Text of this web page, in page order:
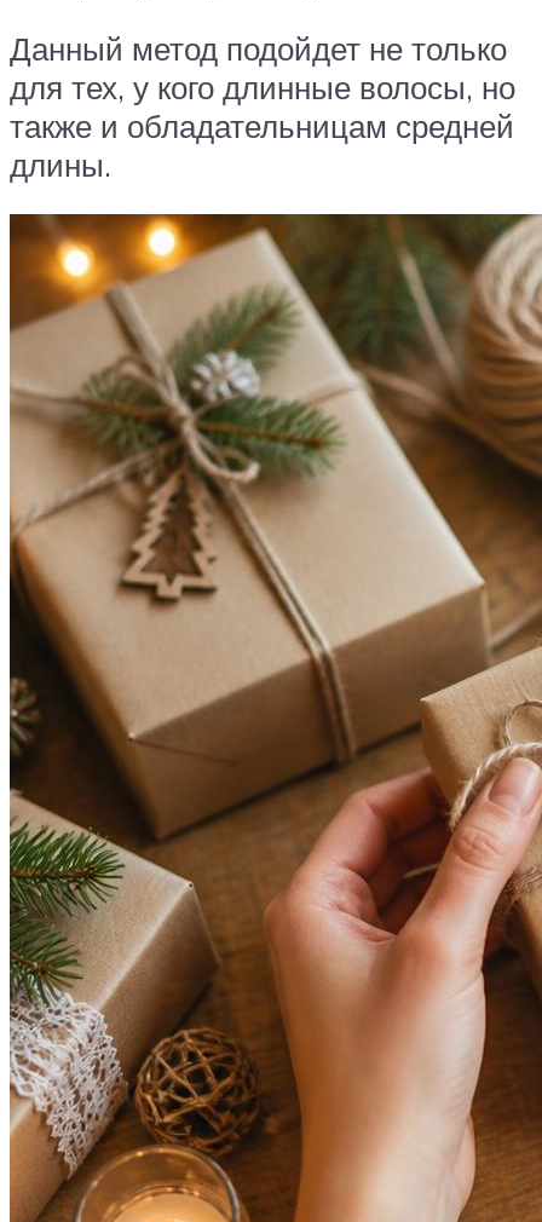
Данный метод подойдет не только
для тех, у кого длинные волосы, но
также и обладательницам средней
длины.